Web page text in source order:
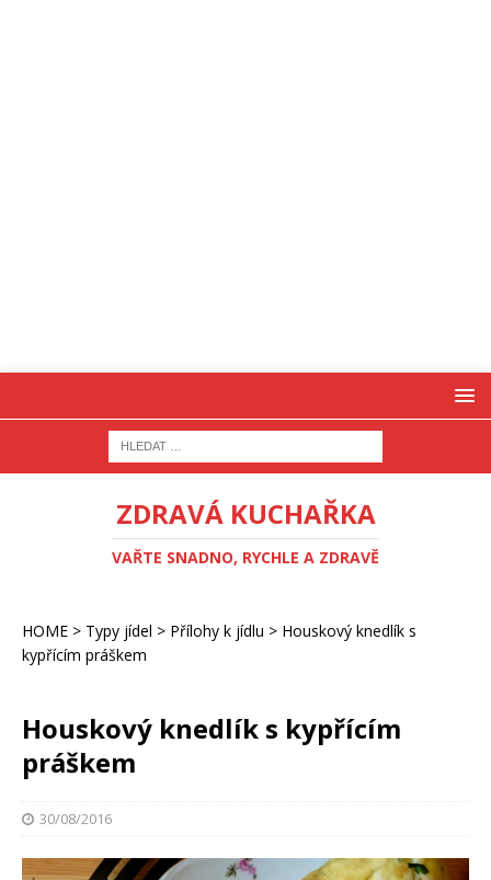
ZDRAVÁ KUCHAŘKA
VAŘTE SNADNO, RYCHLE A ZDRAVĚ
HOME > Typy jídel > Přílohy k jídlu > Houskový knedlík s
kypřícím práškem
Houskový knedlík s kypřícím
práškem
30/08/2016